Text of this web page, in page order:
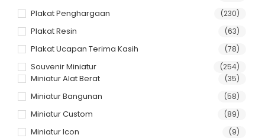
Plakat Penghargaan (230)
Plakat Resin (63)
Plakat Ucapan Terima Kasih (78)
Souvenir Miniatur (254)
Miniatur Alat Berat (35)
Miniatur Bangunan (58)
Miniatur Custom (89)
Miniatur Icon (9)